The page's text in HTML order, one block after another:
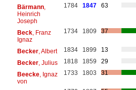
Bärmann,
Heinrich
Joseph
1784 1847 63
Beck, Franz
Ignaz
1734 1809 37
Becker, Albert 1834 1899
13
Becker, Julius 1818 1859
29
Beecke, Ignaz
von
1733 1803 31